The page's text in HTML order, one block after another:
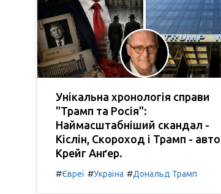
Унікальна хронологія справи
"Трамп та Росія":
Наймасштабніший скандал -
Кіслін, Скороход і Трамп -
Крейг Анґер.
#Євреї #Україна #Дональд Трамп